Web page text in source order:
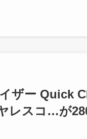
ザー Quick
レスコ…が